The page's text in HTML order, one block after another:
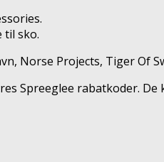
til sko.
Norse Projects, Tiger Of
Spreeglee rabatkoder.